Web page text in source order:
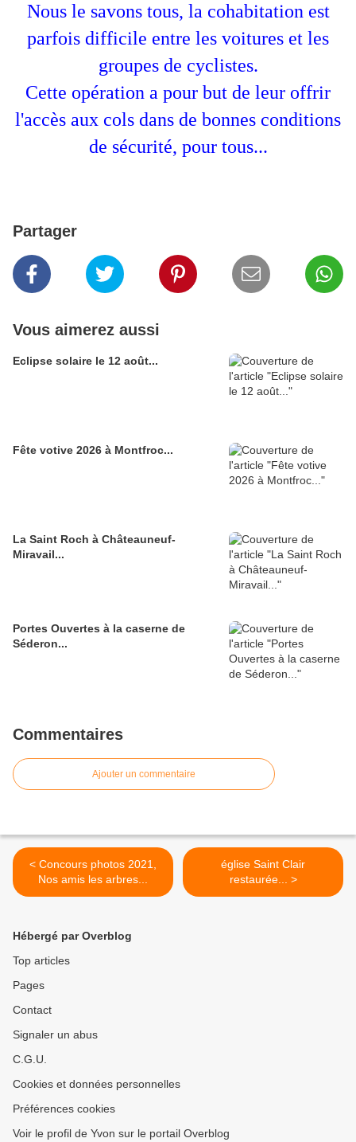
Nous le savons tous, la cohabitation est
parfois difficile entre les voitures et les
groupes de cyclistes.
Cette opération a pour but de leur offrir
l'accès aux cols dans de bonnes conditions
de sécurité, pour tous...
Partager
Vous aimerez aussi
Eclipse solaire le 12 août...
Fête votive 2026 à Montfroc...
La Saint Roch à Châteauneuf-
Miravail...
Portes Ouvertes à la caserne de
Séderon...
Commentaires
Ajouter un commentaire
< Concours photos 2021,
Nos amis les arbres...
église Saint Clair
restaurée... >
Hébergé par Overblog
Top articles
Pages
Contact
Signaler un abus
C.G.U.
Cookies et données personnelles
Préférences cookies
Voir le profil de Yvon sur le portail Overblog